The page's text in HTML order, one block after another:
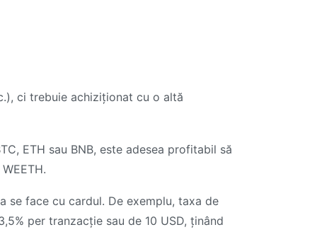
ci trebuie achiziționat cu o altă
ETH sau BNB, este adesea profitabil să
se face cu cardul. De exemplu, taxa de
per tranzacție sau de 10 USD, ținând